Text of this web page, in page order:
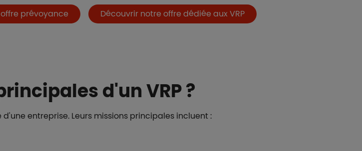
prévoyance Découvrir notre offre dédiée aux VRP
d'un VRP ?
entreprise. Leurs missions principales incluent :